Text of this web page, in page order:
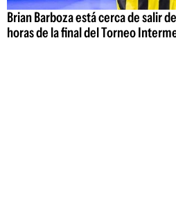
Brian Barboza está cerca de salir
horas de la final del Torneo